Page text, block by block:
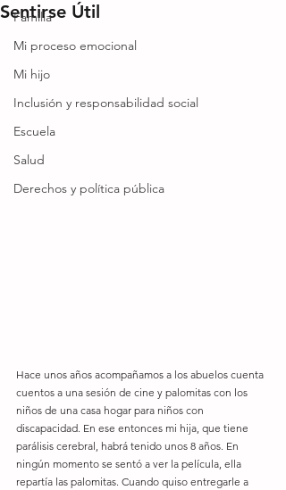
Familia
Mi proceso emocional
Mi hijo
Inclusión y responsabilidad social
Escuela
Salud
Derechos y política pública
Sentirse Útil
Hace unos años acompañamos a los abuelos cuenta
cuentos a una sesión de cine y palomitas con los
niños de una casa hogar para niños con
discapacidad. En ese entonces mi hija, que tiene
parálisis cerebral, habrá tenido unos 8 años. En
ningún momento se sentó a ver la película, ella
repartía las palomitas. Cuando quiso entregarle a